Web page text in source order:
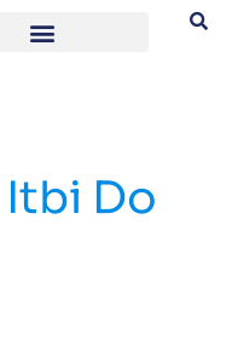
Itbi Do